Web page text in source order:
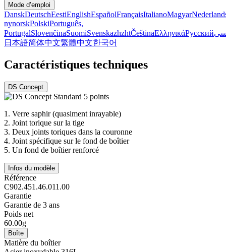
Mode d’emploi
DanskDeutschEestiEnglishEspañolFrançaisItalianoMagyar
nynorskPolskiPortuguês,
PortugalSlovenčinaSuomiSvenskazhzhtČeštinaΕλληνικάРусский
日本語简体中文繁體中文한국어
Caractéristiques techniques
DS Concept
1. Verre saphir (quasiment inrayable)
2. Joint torique sur la tige
3. Deux joints toriques dans la couronne
4. Joint spécifique sur le fond de boîtier
5. Un fond de boîtier renforcé
Infos du modèle
Référence
C902.451.46.011.00
Garantie
Garantie de 3 ans
Poids net
60.00g
Boîte
Matière du boîtier